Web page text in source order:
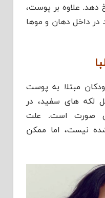
علاوه بر پوست،
در داخل دهان و موها
مبتلا به پوست
لکه های سفید، در
صورت است. علت
شده نیست، اما ممکن